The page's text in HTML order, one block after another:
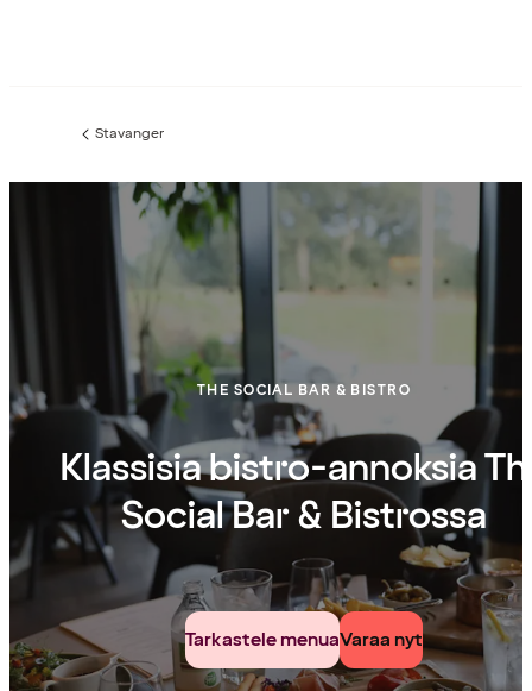
Edellinen
Stavanger
THE SOCIAL BAR & BISTRO
Klassisia bistro-annoksia
Social Bar & Bistrossa
Tarkastele menuaVaraa nyt